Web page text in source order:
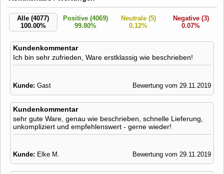
Alle (4077)
100.00%
Positive (4069)
99.80%
Neutrale (5)
0.12%
Negative (3)
0.07%
Kundenkommentar
Ich bin sehr zufrieden, Ware erstklassig wie beschrieben!
Kunde: Gast Bewertung vom 29.11.2019
Kundenkommentar
sehr gute Ware, genau wie beschrieben, schnelle Lieferung,
unkompliziert und empfehlenswert - gerne wieder!
Kunde: Elke M. Bewertung vom 29.11.2019